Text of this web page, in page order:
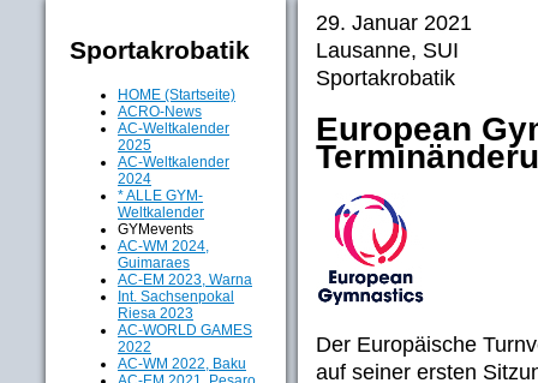
Sportakrobatik
HOME (Startseite)
ACRO-News
AC-Weltkalender
2025
AC-Weltkalender
2024
* ALLE GYM-
Weltkalender
GYMevents
AC-WM 2024,
Guimaraes
AC-EM 2023, Warna
Int. Sachsenpokal
Riesa 2023
AC-WORLD GAMES
2022
AC-WM 2022, Baku
29. Januar 2021
Lausanne, SUI
Sportakrobatik
European
Der Europäische
auf seiner ersten